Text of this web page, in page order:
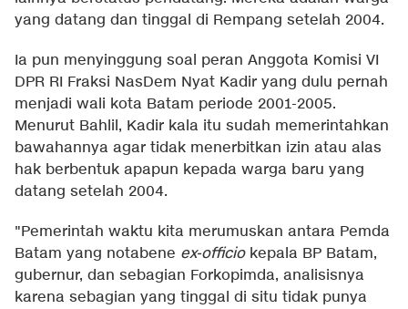
yang datang dan tinggal di Rempang setelah 2004.
Ia pun menyinggung soal peran Anggota Komisi VI
DPR RI Fraksi NasDem Nyat Kadir yang dulu pernah
menjadi wali kota Batam periode 2001-2005.
Menurut Bahlil, Kadir kala itu sudah memerintahkan
bawahannya agar tidak menerbitkan izin atau alas
hak berbentuk apapun kepada warga baru yang
datang setelah 2004.
"Pemerintah waktu kita merumuskan antara Pemda
Batam yang notabene ex-officiokepala BP Batam,
gubernur, dan sebagian Forkopimda, analisisnya
karena sebagian yang tinggal di situ tidak punya